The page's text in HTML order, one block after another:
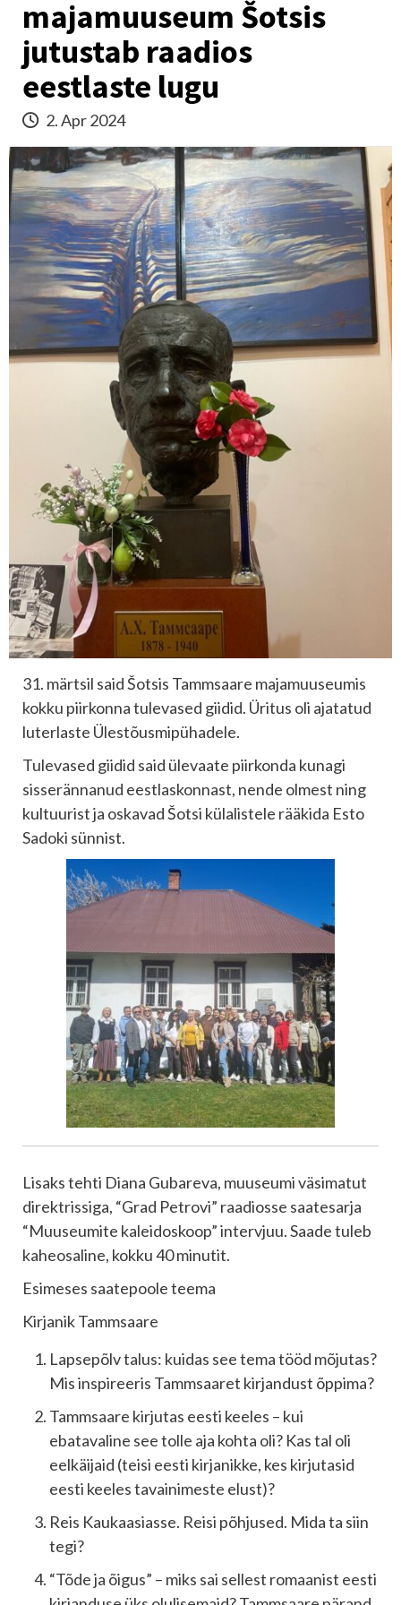
majamuuseum Šotsis
jutustab raadios
eestlaste lugu
2. Apr 2024
31. märtsil said Šotsis Tammsaare majamuuseumis
kokku piirkonna tulevased giidid. Üritus oli ajatatud
luterlaste Ülestõusmipühadele.
Tulevased giidid said ülevaate piirkonda kunagi
sisserännanud eestlaskonnast, nende olmest ning
kultuurist ja oskavad Šotsi külalistele rääkida Esto
Sadoki sünnist.
Lisaks tehti Diana Gubareva, muuseumi väsimatut
direktrissiga, “Grad Petrovi” raadiosse saatesarja
“Muuseumite kaleidoskoop” intervjuu. Saade tuleb
kaheosaline, kokku 40 minutit.
Esimeses saatepoole teema
Kirjanik Tammsaare
Lapsepõlv talus: kuidas see tema tööd mõjutas?
Mis inspireeris Tammsaaret kirjandust õppima?
Tammsaare kirjutas eesti keeles – kui
ebatavaline see tolle aja kohta oli? Kas tal oli
eelkäijaid (teisi eesti kirjanikke, kes kirjutasid
eesti keeles tavainimeste elust)?
Reis Kaukaasiasse. Reisi põhjused. Mida ta siin
tegi?
“Tõde ja õigus” – miks sai sellest romaanist eesti